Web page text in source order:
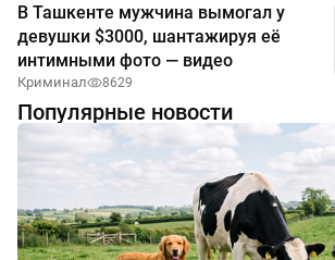
В Ташкенте мужчина вымогал у
девушки $3000, шантажируя её
интимными фото — видео
Криминал 8629
Популярные новости